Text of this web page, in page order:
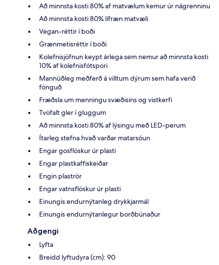
Að minnsta kosti 80% af matvælum kemur úr nágrenninu
Að minnsta kosti 80% lífræn matvæli
Vegan-réttir í boði
Grænmetisréttir í boði
Kolefnisjöfnun keypt árlega sem nemur að minnsta kosti
10% af kolefnisfótspori
Mannúðleg meðferð á villtum dýrum sem hafa verið
fönguð
Fræðsla um menningu svæðisins og vistkerfi
Tvöfalt gler í gluggum
Að minnsta kosti 80% af lýsingu með LED-perum
Ítarleg stefna hvað varðar matarsóun
Engar gosflöskur úr plasti
Engar plastkaffiskeiðar
Engin plaströr
Engar vatnsflöskur úr plasti
Einungis endurnýtanleg drykkjarmál
Einungis endurnýtanlegur borðbúnaður
Aðgengi
Lyfta
Breidd lyftudyra (cm): 90